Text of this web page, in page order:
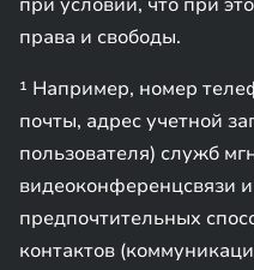
права и свободы.
¹ Например, номер
почты, адрес учетной
пользователя) служб
видеоконференцсвязи
предпочтительных
контактов